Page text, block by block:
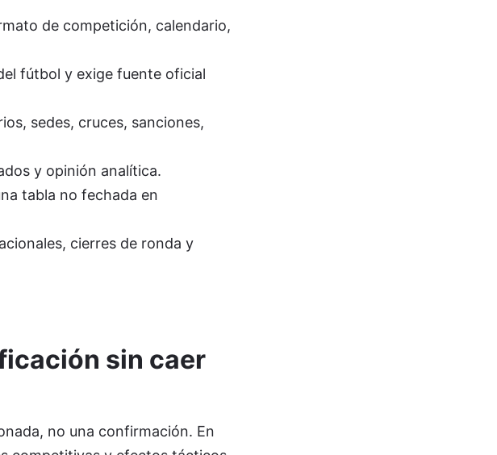
de competición, calendario,
fútbol y exige fuente oficial
sedes, cruces, sanciones,
y opinión analítica.
tabla no fechada en
cierres de ronda y
sin caer
no una confirmación. En